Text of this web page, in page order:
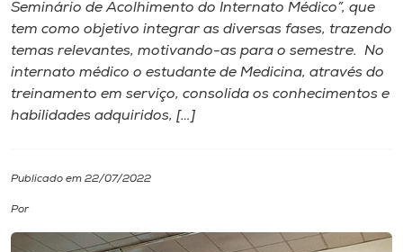
I.nova
Diplomados
Cultura
CPA
Biblioteca
Seminário de Acolhimento do Internato Médico”, que
tem como objetivo integrar as diversas fases, trazendo
temas relevantes, motivando-as para o semestre. No
internato médico o estudante de Medicina, através do
treinamento em serviço, consolida os conhecimentos e
habilidades adquiridos, […]
Publicado em 22/07/2022
Por